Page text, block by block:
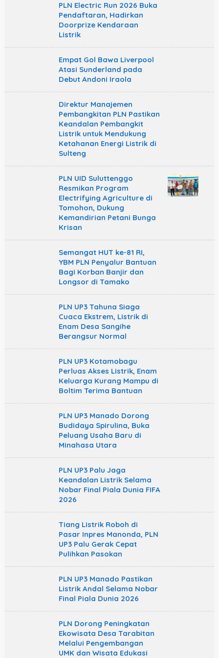
PLN Electric Run 2026 Buka
Pendaftaran, Hadirkan
Doorprize Kendaraan
Listrik
Empat Gol Bawa Liverpool
Atasi Sunderland pada
Debut Andoni Iraola
Direktur Manajemen
Pembangkitan PLN Pastikan
Keandalan Pembangkit
Listrik untuk Mendukung
Ketahanan Energi Listrik di
Sulteng
PLN UID Suluttenggo
Resmikan Program
Electrifying Agriculture di
Tomohon, Dukung
Kemandirian Petani Bunga
Krisan
Semangat HUT ke-81 RI,
YBM PLN Penyalur Bantuan
Bagi Korban Banjir dan
Longsor di Tamako
PLN UP3 Tahuna Siaga
Cuaca Ekstrem, Listrik di
Enam Desa Sangihe
Berangsur Normal
PLN UP3 Kotamobagu
Perluas Akses Listrik, Enam
Keluarga Kurang Mampu di
Boltim Terima Bantuan
PLN UP3 Manado Dorong
Budidaya Spirulina, Buka
Peluang Usaha Baru di
Minahasa Utara
PLN UP3 Palu Jaga
Keandalan Listrik Selama
Nobar Final Piala Dunia FIFA
2026
Tiang Listrik Roboh di
Pasar Inpres Manonda, PLN
UP3 Palu Gerak Cepat
Pulihkan Pasokan
PLN UP3 Manado Pastikan
Listrik Andal Selama Nobar
Final Piala Dunia 2026
PLN Dorong Peningkatan
Ekowisata Desa Tarabitan
Melalui Pengembangan
UMK dan Wisata Edukasi